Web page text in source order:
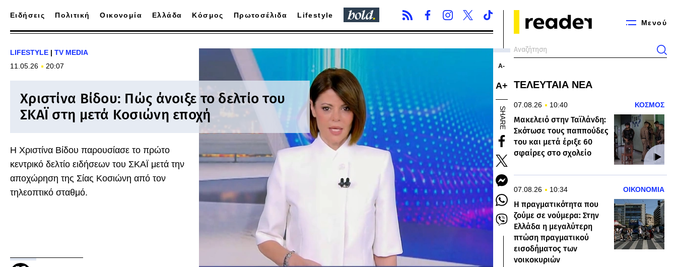
Μενού
Ειδήσεις Πολιτική Οικονομία Ελλάδα Κόσμος Πρωτοσέλιδα Lifestyle
LIFESTYLE | TV MEDIA
11.05.26
20:07
Χριστίνα Βίδου: Πώς άνοιξε το δελτίο του
ΣΚΑΪ στη μετά Κοσιώνη εποχή
Η Χριστίνα Βίδου παρουσίασε το πρώτο
κεντρικό δελτίο ειδήσεων του ΣΚΑΪ μετά την
αποχώρηση της Σίας Κοσιώνη από τον
τηλεοπτικό σταθμό.
Α-
Α+
SHARE
ΤΕΛΕΥΤΑΙΑ ΝΕΑ
07.08.26 10:40 ΚΟΣΜΟΣ
Μακελειό στην Ταϊλάνδη:
Σκότωσε τους παππούδες
του και μετά έριξε 60
σφαίρες στο σχολείο
07.08.26 10:34 ΟΙΚΟΝΟΜΙΑ
Η πραγματικότητα που
ζούμε σε νούμερα: Στην
Ελλάδα η μεγαλύτερη
πτώση πραγματικού
εισοδήματος των
νοικοκυριών